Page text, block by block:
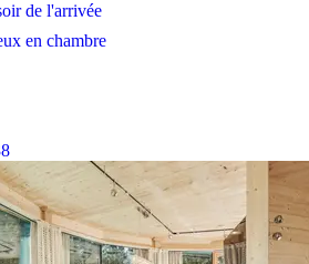
de l'arrivée
en chambre